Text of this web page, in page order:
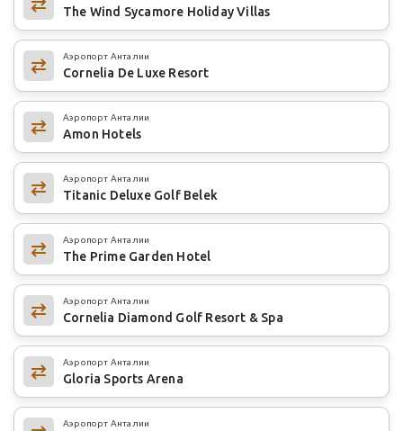
The Wind Sycamore Holiday Villas
Аэропорт Анталии
Cornelia De Luxe Resort
Аэропорт Анталии
Amon Hotels
Аэропорт Анталии
Titanic Deluxe Golf Belek
Аэропорт Анталии
The Prime Garden Hotel
Аэропорт Анталии
Cornelia Diamond Golf Resort & Spa
Аэропорт Анталии
Gloria Sports Arena
Аэропорт Анталии